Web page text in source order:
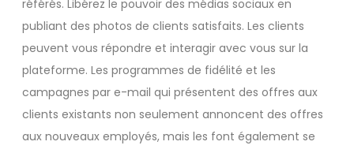
référés. Libérez le pouvoir des médias sociaux en
publiant des photos de clients satisfaits. Les clients
peuvent vous répondre et interagir avec vous sur la
plateforme. Les programmes de fidélité et les
campagnes par e-mail qui présentent des offres aux
clients existants non seulement annoncent des offres
aux nouveaux employés, mais les font également se